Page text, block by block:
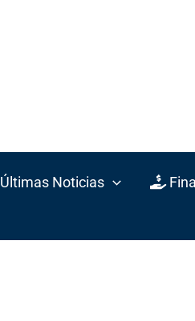
Últimas Noticias